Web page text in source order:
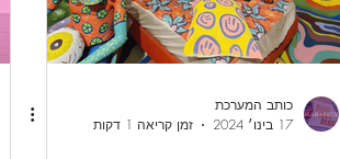
כותב המערכת
17 בינו׳ 2024
זמן קריאה 1 דקות